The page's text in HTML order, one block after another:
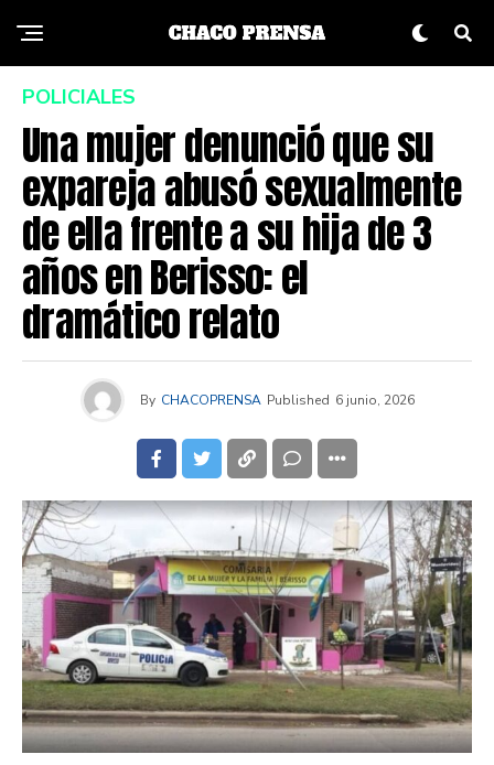
POLICIALES
Una mujer denunció que su
expareja abusó sexualmente
de ella frente a su hija de 3
años en Berisso: el
dramático relato
By CHACOPRENSA Published 6 junio, 2026